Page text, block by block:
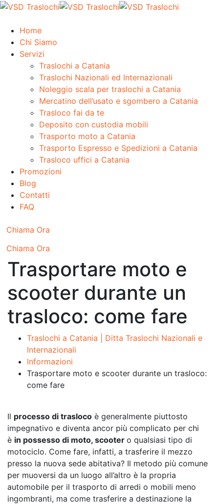
Home
Chi Siamo
Servizi
Traslochi a Catania
Traslochi Nazionali ed Internazionali
Noleggio scala per traslochi a Catania
Mercatino dell’usato e sgombero a Catania
Trasloco fai da te
Deposito con custodia mobili
Trasporto moto a Catania
Trasporto Espresso e Spedizioni a Catania
Trasloco uffici a Catania
Promozioni
Blog
Contatti
FAQ
Chiama Ora
Chiama Ora
Trasportare moto e
scooter durante un
trasloco: come fare
Traslochi a Catania | Ditta Traslochi Nazionali e
Internazionali
Informazioni
Trasportare moto e scooter durante un trasloco:
come fare
Il processo di trasloco è generalmente piuttosto
impegnativo e diventa ancor più complicato per chi
è in possesso di moto, scooter o qualsiasi tipo di
motociclo. Come fare, infatti, a trasferire il mezzo
presso la nuova sede abitativa? Il metodo più comune
per muoversi da un luogo all’altro è la propria
automobile per il trasporto di arredi o mobili meno
ingombranti, ma come trasferire a destinazione la